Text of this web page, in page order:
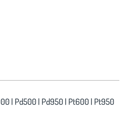
| Pd500 | Pd950 | Pt600 | Pt950